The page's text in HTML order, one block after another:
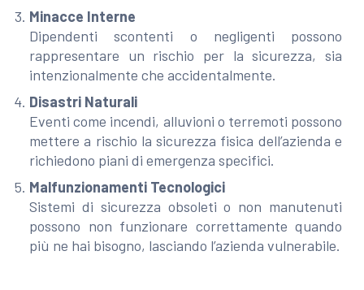
Minacce Interne
Dipendenti scontenti o negligenti possono
rappresentare un rischio per la sicurezza, sia
intenzionalmente che accidentalmente.
Disastri Naturali
Eventi come incendi, alluvioni o terremoti possono
mettere a rischio la sicurezza fisica dell’azienda e
richiedono piani di emergenza specifici.
Malfunzionamenti Tecnologici
Sistemi di sicurezza obsoleti o non manutenuti
possono non funzionare correttamente quando
più ne hai bisogno, lasciando l’azienda vulnerabile.